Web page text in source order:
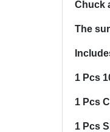
Chuck
The
1 Pcs
1 Pcs
1 Pcs